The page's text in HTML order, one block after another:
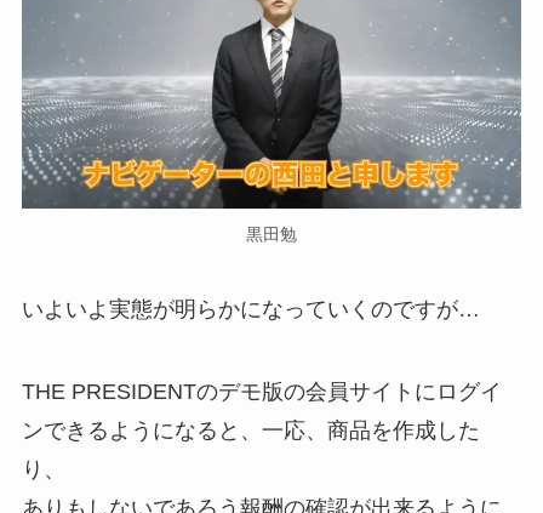
黒田勉
いよいよ実態が明らかになっていくのですが…
THE PRESIDENTのデモ版の会員サイトにログイ
ンできるようになると、一応、商品を作成した
り、
ありもしないであろう報酬の確認が出来るように